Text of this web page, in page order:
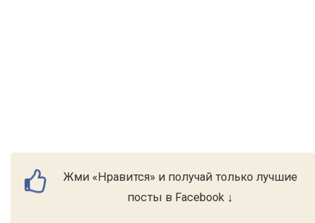
Жми «Нравится» и получай только лучшие
посты в Facebook ↓